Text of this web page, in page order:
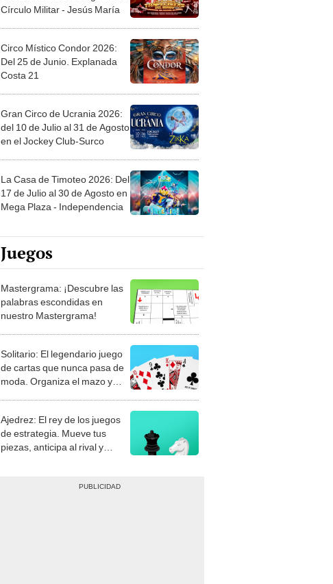
Círculo Militar - Jesús María
Circo Místico Condor 2026:
Del 25 de Junio. Explanada
Costa 21
Gran Circo de Ucrania 2026:
del 10 de Julio al 31 de Agosto
en el Jockey Club-Surco
La Casa de Timoteo 2026: Del
17 de Julio al 30 de Agosto en
Mega Plaza - Independencia
Juegos
Mastergrama: ¡Descubre las
palabras escondidas en
nuestro Mastergrama!
Solitario: El legendario juego
de cartas que nunca pasa de
moda. Organiza el mazo y
Ajedrez: El rey de los juegos
de estrategia. Mueve tus
piezas, anticipa al rival y